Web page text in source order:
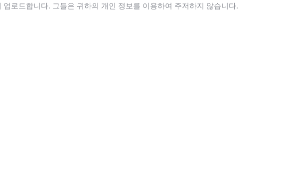
로드합니다. 그들은 귀하의 개인 정보를 이용하여 주저하지 않습니다.